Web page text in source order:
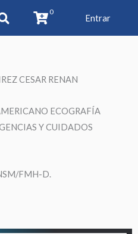
0
Entrar
CESAR RENAN
ECOGRAFÍA
Y CUIDADOS
FMH-D.